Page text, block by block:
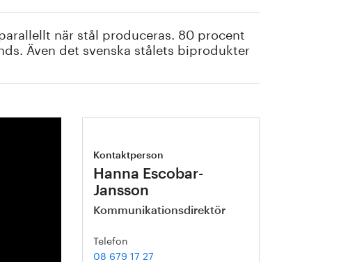
när stål produceras. 80 procent
Även det svenska stålets biprodukter
Kontaktperson
Hanna Escobar-
Jansson
Kommunikationsdirektör
Telefon
08 679 17 27